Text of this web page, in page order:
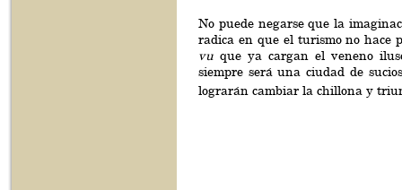
No puede negarse que la
radica en que el turismo no hace
vu que ya cargan el veneno
siempre será una ciudad de
lograrán cambiar la chillona y